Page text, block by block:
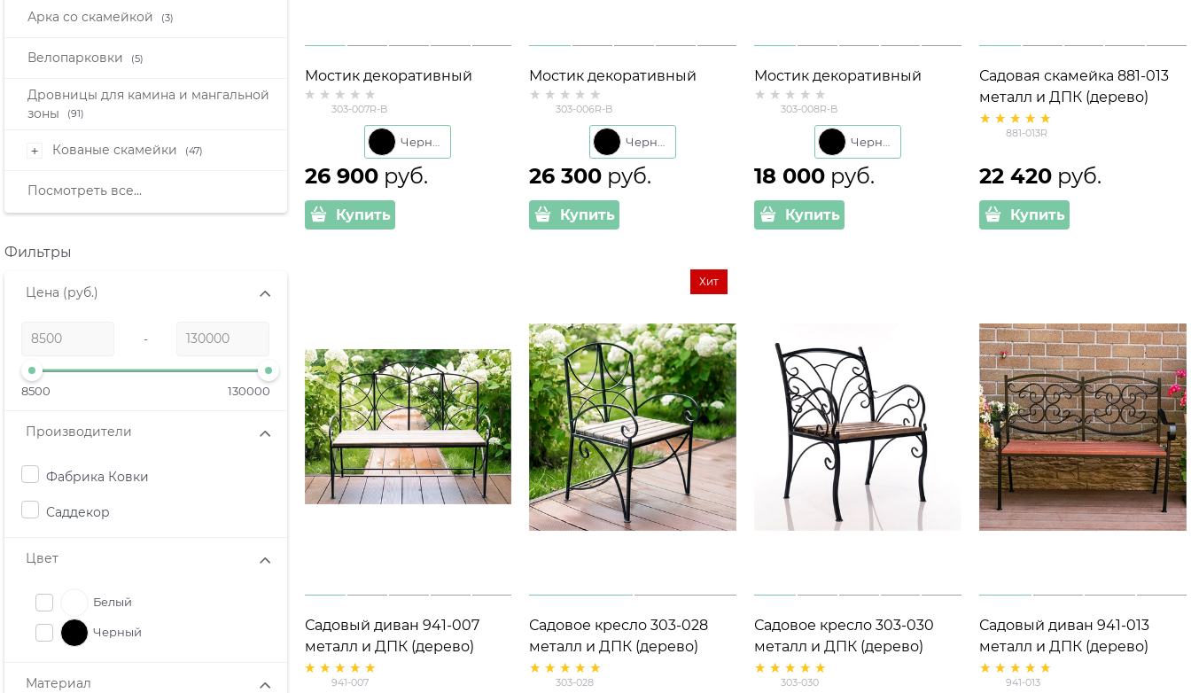
Арка со скамейкой (3)
Велопарковки (5)
Дровницы для камина и мангальной
зоны
(91)
+ Кованые скамейки (47)
Посмотреть все...
Фильтры
Цена (руб.)
-
8500 130000
Производители
Фабрика Ковки
Саддекор
Цвет
Белый
Черный
Материал
Мостик декоративный
разборный Листья
007R-B металл и ДПК L=175
303-007R-B
26 900 руб.
Купить
Мостик декоративный
разборный Листья
006R-B металл и ДПК L=162
303-006R-B
26 300 руб.
Купить
Мостик декоративный
разборный Листья
008R-B металл и ДПК L=110
303-008R-B
18 000 руб.
Купить
Садовая скамейка 881-013
металл и ДПК (дерево)
881-013R
22 420 руб.
Купить
Садовый диван 941-007
металл и ДПК (дерево)
941-007
Садовое кресло 303-028
металл и ДПК (дерево)
303-028
Хит
Садовое кресло 303-030
металл и ДПК (дерево)
303-030
Садовый диван 941-013
металл и ДПК (дерево)
941-013